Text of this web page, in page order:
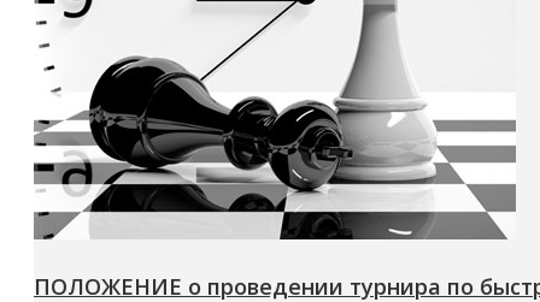
ПОЛОЖЕНИЕ о проведении турнира по